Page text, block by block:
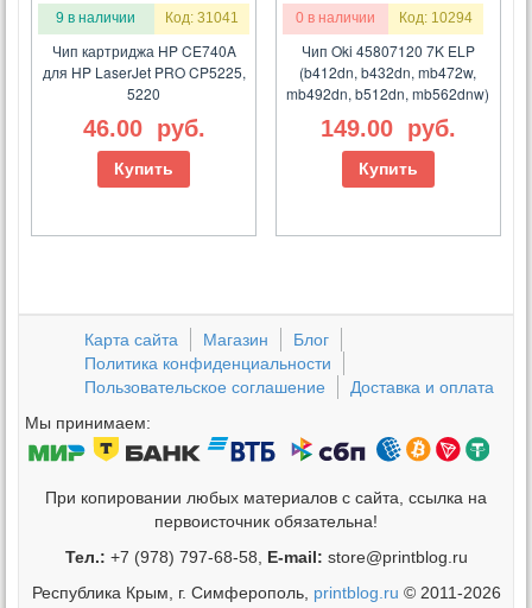
9 в наличии Код: 31041
Чип картриджа HP CE740A
для HP LaserJet PRO CP5225,
5220
46.00 руб.
Купить
0 в наличии Код: 10294
Чип Oki 45807120 7K ELP
(b412dn, b432dn, mb472w,
mb492dn, b512dn, mb562dnw)
149.00 руб.
Купить
Карта сайта Магазин
Блог
Политика конфиденциальности
Пользовательское соглашение
Доставка и оплата
Мы принимаем:
При копировании любых материалов с сайта, ссылка на
первоисточник обязательна!
Тел.: +7 (978) 797-68-58, E-mail: store@printblog.ru
Республика Крым, г. Симферополь, printblog.ru © 2011-2026